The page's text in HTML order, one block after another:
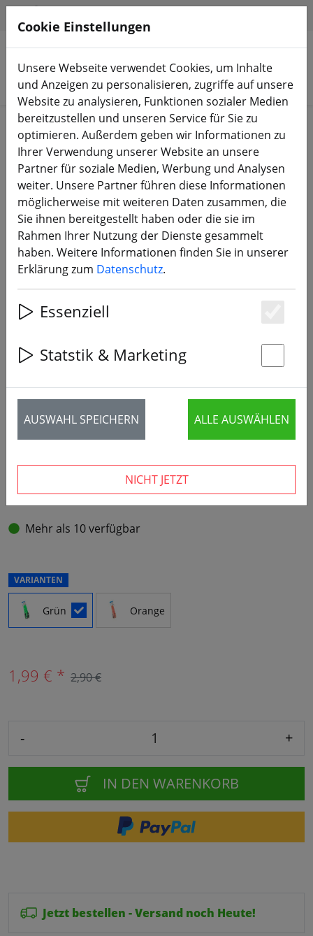
Produkte suchen
Start Propeller 6 Zoll Propeller
Gemfan 6040 6X4 ABS Bullnose
Propeller Grün 2xCW 2xCCW 6 Zoll
31% SPAREN
Mehr als 10 verfügbar
VARIANTEN
Grün Orange
1,99 € * 2,90 €
- +
IN DEN WARENKORB
Jetzt bestellen - Versand noch Heute!
Cookie Einstellungen
Unsere Webseite verwendet Cookies, um Inhalte
und Anzeigen zu personalisieren, zugriffe auf unsere
Website zu analysieren, Funktionen sozialer Medien
bereitzustellen und unseren Service für Sie zu
optimieren. Außerdem geben wir Informationen zu
Ihrer Verwendung unserer Website an unsere
Partner für soziale Medien, Werbung und Analysen
weiter. Unsere Partner führen diese Informationen
möglicherweise mit weiteren Daten zusammen, die
Sie ihnen bereitgestellt haben oder die sie im
Rahmen Ihrer Nutzung der Dienste gesammelt
haben. Weitere Informationen finden Sie in unserer
Erklärung zum Datenschutz.
Essenziell
Statstik & Marketing
AUSWAHL SPEICHERN ALLE AUSWÄHLEN
NICHT JETZT